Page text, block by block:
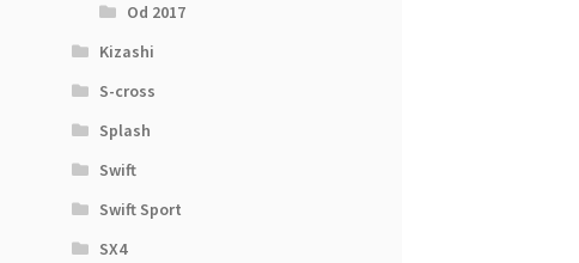
Od 2017
Kizashi
S-cross
Splash
Swift
Swift Sport
SX4